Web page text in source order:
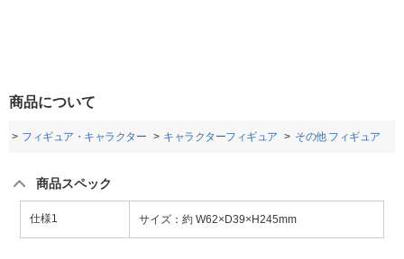
商品について
フィギュア・キャラクター キャラクターフィギュア その他 フィギュア
商品スペック
仕様1 サイズ：約 W62×D39×H245mm